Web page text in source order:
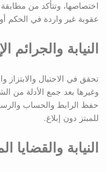
اختصاصها، وتتأكد من مطابقة
عقوبة غير واردة في الحكم
النيابة والجرائم
تحقق في الاحتيال والابتزاز
وغيرها بعد جمع الأدلة من
حفظ الرابط والحساب
للمبتز دون إبلاغ.
النيابة والقضايا